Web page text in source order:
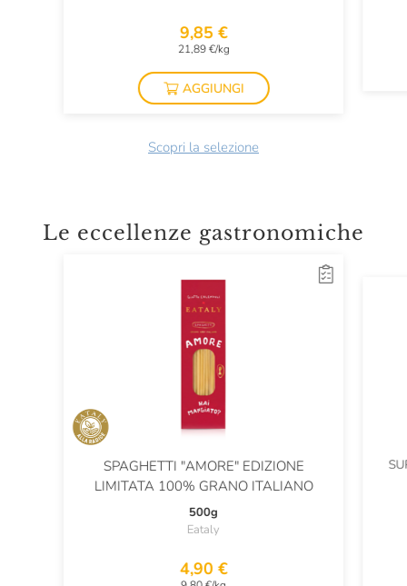
9,85 €
21,89 €/kg
AGGIUNGI
Scopri la selezione
Le eccellenze gastronomiche
SPAGHETTI "AMORE" EDIZIONE
LIMITATA 100% GRANO ITALIANO
500g
Eataly
4,90 €